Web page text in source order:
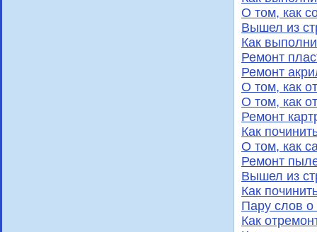
О том, как
Вышел из
Как
Ремонт
Ремонт
О том, как
О том, как
Ремонт
Как
О том, как
Ремонт
Вышел из
Как
Пару слов о
Как